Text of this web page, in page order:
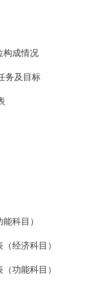
成情况
务及目标
科目）
经济科目）
功能科目）